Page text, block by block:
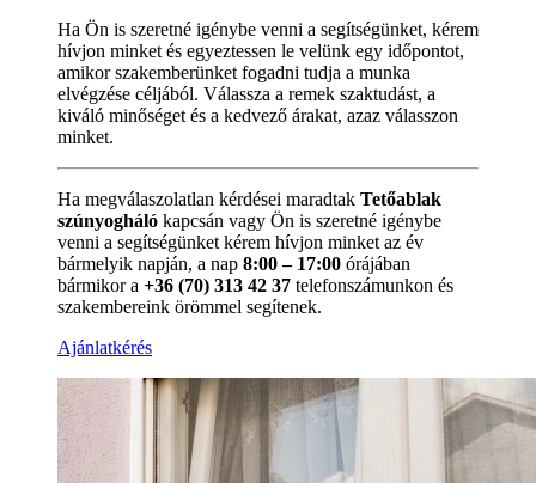
Ha Ön is szeretné igénybe venni a segítségünket, kérem
hívjon minket és egyeztessen le velünk egy időpontot,
amikor szakemberünket fogadni tudja a munka
elvégzése céljából. Válassza a remek szaktudást, a
kiváló minőséget és a kedvező árakat, azaz válasszon
minket.
Ha megválaszolatlan kérdései maradtak Tetőablak
szúnyogháló kapcsán vagy Ön is szeretné igénybe
venni a segítségünket kérem hívjon minket az év
bármelyik napján, a nap 8:00 – 17:00 órájában
bármikor a +36 (70) 313 42 37 telefonszámunkon és
szakembereink örömmel segítenek.
Ajánlatkérés